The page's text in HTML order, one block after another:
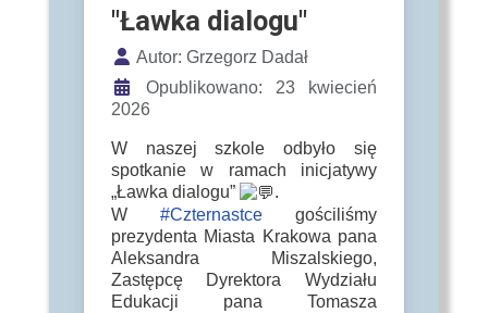
"Ławka dialogu"
Szczegóły
Autor: Grzegorz Dadał
Opublikowano: 23 kwiecień
2026
W naszej szkole odbyło się
spotkanie w ramach inicjatywy
„Ławka dialogu”
.
W #Czternastce gościliśmy
prezydenta Miasta Krakowa pana
Aleksandra Miszalskiego,
Zastępcę Dyrektora Wydziału
Edukacji pana Tomasza